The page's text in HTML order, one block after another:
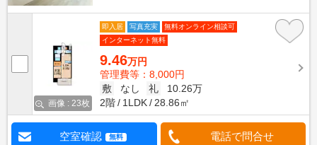
画像 : 23枚
即入居 写真充実
無料オンライン相談可
インターネット無料
9.46万円
管理費等：8,000円
敷
なし 礼
10.26万
2階
1LDK 28.86㎡
空室確認 無料 電話で問合せ